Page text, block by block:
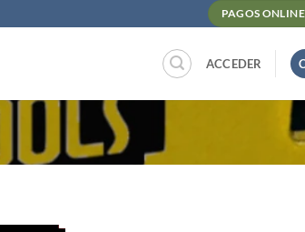
PAGOS ONLINE
ACCEDER